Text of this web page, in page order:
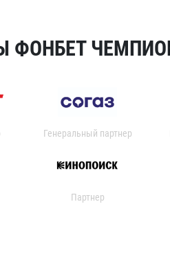
ФОНБЕТ
Генеральный партнер
Партнер